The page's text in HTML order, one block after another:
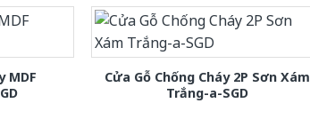
MDF
Cửa Gỗ Chống Cháy 2P Sơn Xám
Trắng-a-SGD